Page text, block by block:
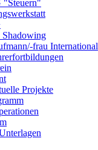
"Steuern"
Shadowing
frau International
Projekte